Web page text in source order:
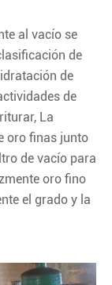
al vacío se
de
de
de
La
oro finas junto
de vacío para
oro fino
el grado y la